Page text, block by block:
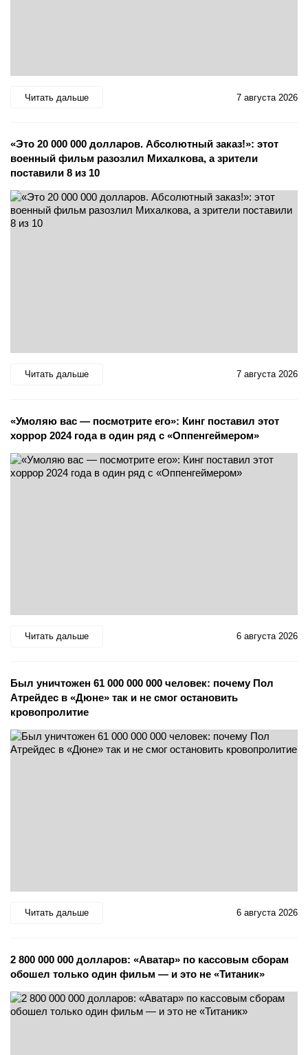
Читать дальше 7 августа 2026
«Это 20 000 000 долларов. Абсолютный заказ!»: этот
военный фильм разозлил Михалкова, а зрители
поставили 8 из 10
Читать дальше 7 августа 2026
«Умоляю вас — посмотрите его»: Кинг поставил этот
хоррор 2024 года в один ряд с «Оппенгеймером»
Читать дальше 6 августа 2026
Был уничтожен 61 000 000 000 человек: почему Пол
Атрейдес в «Дюне» так и не смог остановить
кровопролитие
Читать дальше 6 августа 2026
2 800 000 000 долларов: «Аватар» по кассовым сборам
обошел только один фильм — и это не «Титаник»